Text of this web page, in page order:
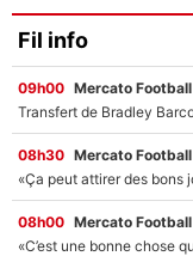
Fil info
09h00 Mercato Football
08h30 Mercato Football
08h00 Mercato Football